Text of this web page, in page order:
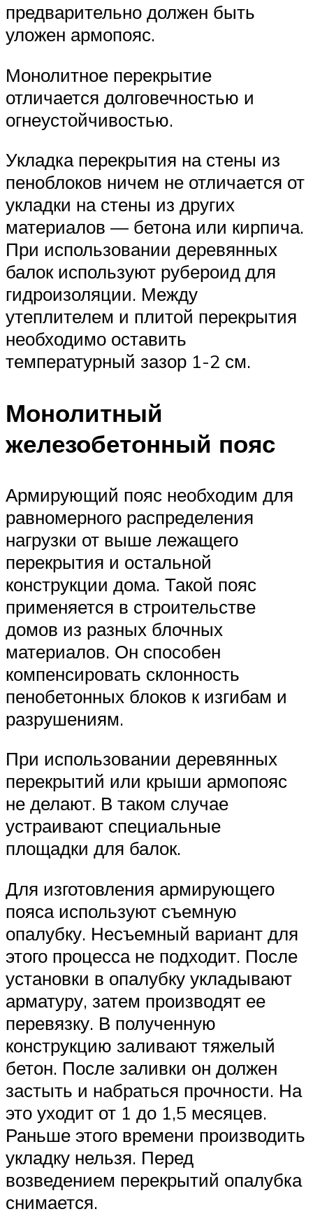
предварительно должен быть
уложен армопояс.
Монолитное перекрытие
отличается долговечностью и
огнеустойчивостью.
Укладка перекрытия на стены из
пеноблоков ничем не отличается от
укладки на стены из других
материалов — бетона или кирпича.
При использовании деревянных
балок используют рубероид для
гидроизоляции. Между
утеплителем и плитой перекрытия
необходимо оставить
температурный зазор 1-2 см.
Монолитный
железобетонный пояс
Армирующий пояс необходим для
равномерного распределения
нагрузки от выше лежащего
перекрытия и остальной
конструкции дома. Такой пояс
применяется в строительстве
домов из разных блочных
материалов. Он способен
компенсировать склонность
пенобетонных блоков к изгибам и
разрушениям.
При использовании деревянных
перекрытий или крыши армопояс
не делают. В таком случае
устраивают специальные
площадки для балок.
Для изготовления армирующего
пояса используют съемную
опалубку. Несъемный вариант для
этого процесса не подходит. После
установки в опалубку укладывают
арматуру, затем производят ее
перевязку. В полученную
конструкцию заливают тяжелый
бетон. После заливки он должен
застыть и набраться прочности. На
это уходит от 1 до 1,5 месяцев.
Раньше этого времени производить
укладку нельзя. Перед
возведением перекрытий опалубка
снимается.